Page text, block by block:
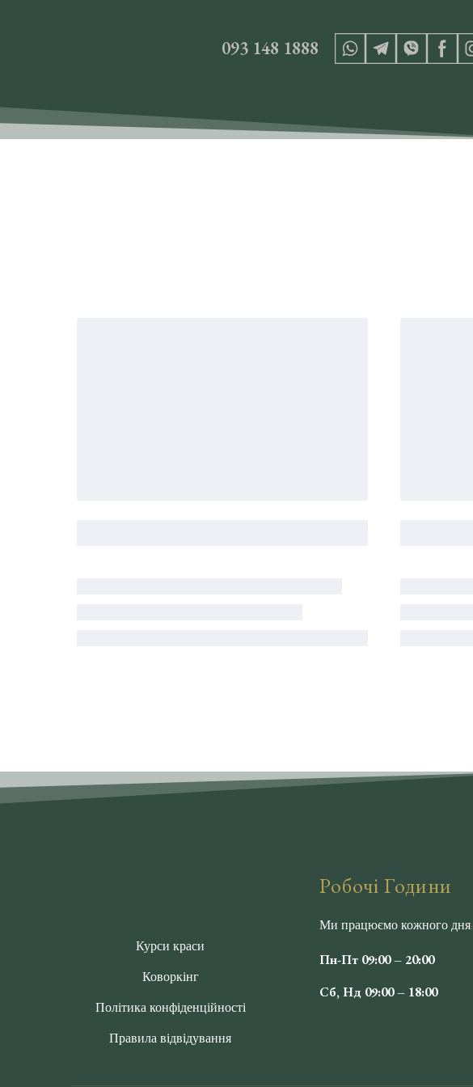
093 148 1888
Курси краси
Коворкінг
Політика конфіденційності
Правила відвідування
Робочі Години
Ми працюємо кожного дня:
Пн-Пт 09:00 – 20:00
Сб, Нд 09:00 – 18:00